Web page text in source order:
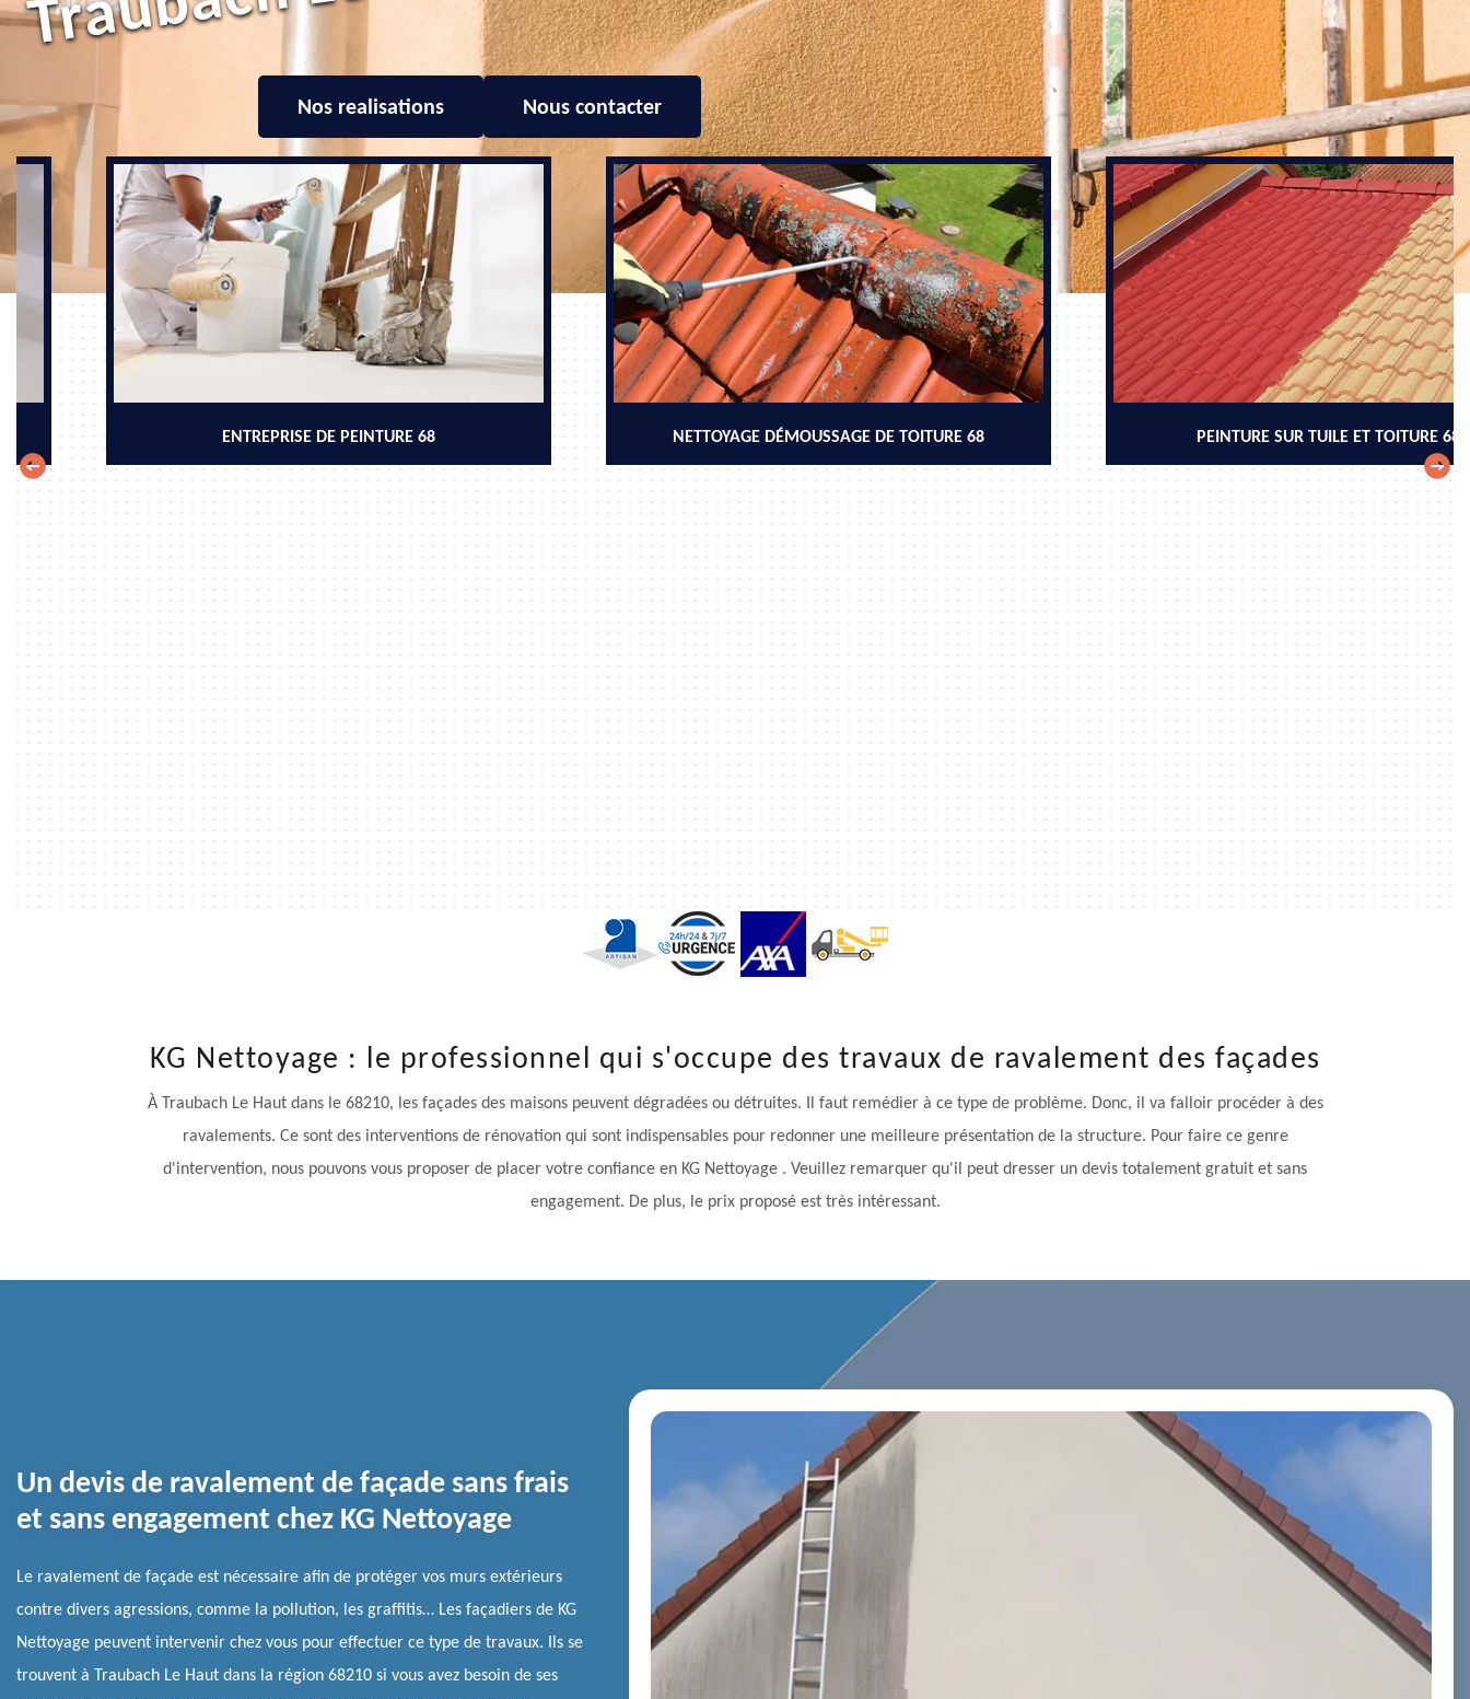
Nos realisations Nous contacter
ENTREPRISE DE PEINTURE 68 NETTOYAGE DÉMOUSSAGE DE TOITURE 68 PEINTURE SUR TUILE ET TOITURE 68
KG Nettoyage : le professionnel qui s'occupe des travaux de ravalement des façades
À Traubach Le Haut dans le 68210, les façades des maisons peuvent dégradées ou détruites. Il faut remédier à ce type de problème. Donc, il va falloir procéder à des
ravalements. Ce sont des interventions de rénovation qui sont indispensables pour redonner une meilleure présentation de la structure. Pour faire ce genre
d'intervention, nous pouvons vous proposer de placer votre confiance en KG Nettoyage . Veuillez remarquer qu'il peut dresser un devis totalement gratuit et sans
engagement. De plus, le prix proposé est très intéressant.
Un devis de ravalement de façade sans frais
et sans engagement chez KG Nettoyage
Le ravalement de façade est nécessaire afin de protéger vos murs extérieurs
contre divers agressions, comme la pollution, les graffitis… Les façadiers de KG
Nettoyage peuvent intervenir chez vous pour effectuer ce type de travaux. Ils se
trouvent à Traubach Le Haut dans la région 68210 si vous avez besoin de ses